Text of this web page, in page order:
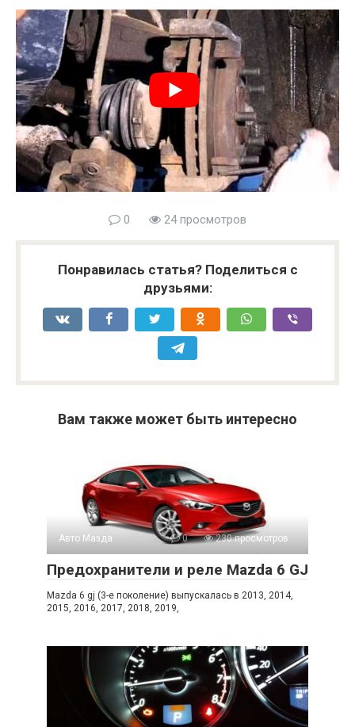
0 24 просмотров
Понравилась статья? Поделиться с
друзьями:
Вам также может быть интересно
Авто Мазда 0 230 просмотров
Предохранители и реле Mazda 6 GJ
Mazda 6 gj (3-е поколение) выпускалась в 2013, 2014,
2015, 2016, 2017, 2018, 2019,